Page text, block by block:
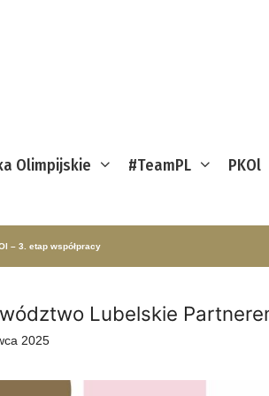
Olimpijskie #TeamPL PKOl
– 3. etap współpracy
Lubelskie
2025